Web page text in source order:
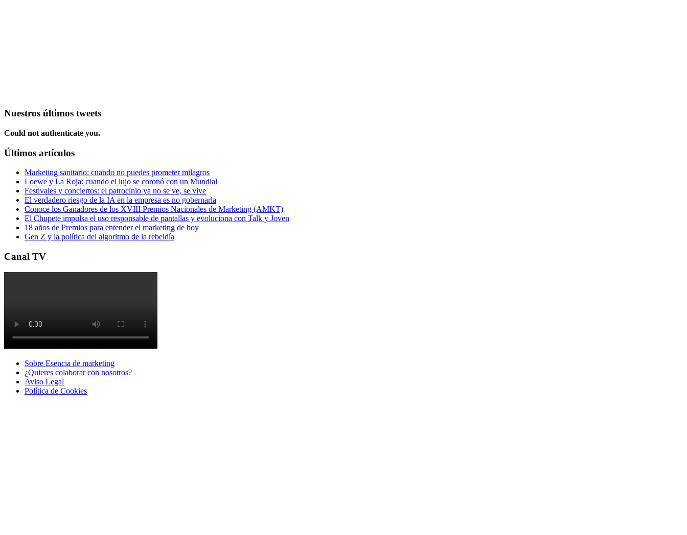
Nuestros últimos tweets
Could not authenticate you.
Últimos artículos
Marketing sanitario: cuando no puedes prometer milagros
Loewe y La Roja: cuando el lujo se coronó con un Mundial
Festivales y conciertos: el patrocinio ya no se ve, se vive
El verdadero riesgo de la IA en la empresa es no gobernarla
Conoce los Ganadores de los XVIII Premios Nacionales de Marketing (AMKT)
El Chupete impulsa el uso responsable de pantallas y evoluciona con Talk y Joven
18 años de Premios para entender el marketing de hoy
Gen Z y la política del algoritmo de la rebeldía
Canal TV
Sobre Esencia de marketing
¿Quieres colaborar con nosotros?
Aviso Legal
Polí­tica de Cookies